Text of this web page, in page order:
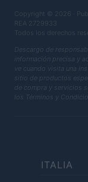
Copyright © 2026 ·
REA 2729933
Todos los derechos
Descargo de
información precisa y
ve cuando visita una
sitio de productos
de compra y servicios
los Términos y
ITALIA